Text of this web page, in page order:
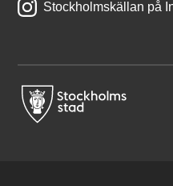
Stockholmskällan på